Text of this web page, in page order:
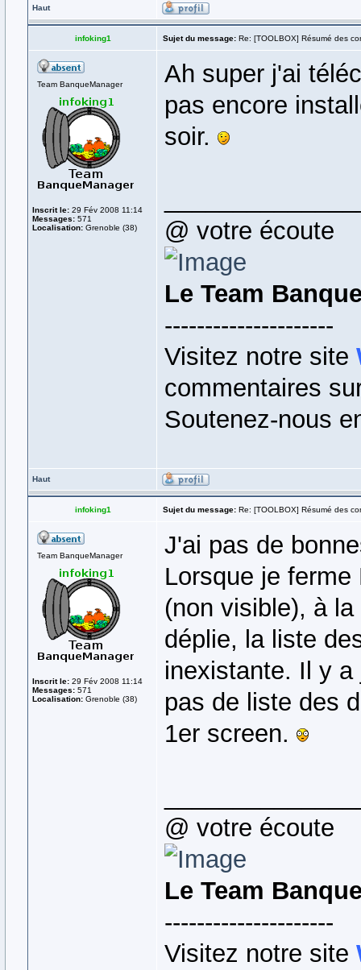
Haut
infoking1 Sujet du message: Re: [TOOLBOX] Résumé des
Team BanqueManager
Inscrit le: 29 Fév 2008 11:14
Messages: 571
Localisation: Grenoble (38)
Ah super j'ai
pas encore
soir.
@ votre écoute
Le Team
---------------------
Visitez notre site
commentaires
Soutenez-nous
Haut
infoking1 Sujet du message: Re: [TOOLBOX] Résumé des
Team BanqueManager
Inscrit le: 29 Fév 2008 11:14
Messages: 571
Localisation: Grenoble (38)
J'ai pas de
Lorsque je
(non visible), à
déplie, la liste
inexistante. Il y
pas de liste des
1er screen.
@ votre écoute
Le Team
---------------------
Visitez notre site